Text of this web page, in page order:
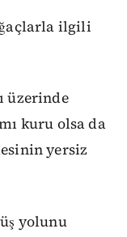
ilgili
üzerinde
kuru olsa da
yersiz
yolunu